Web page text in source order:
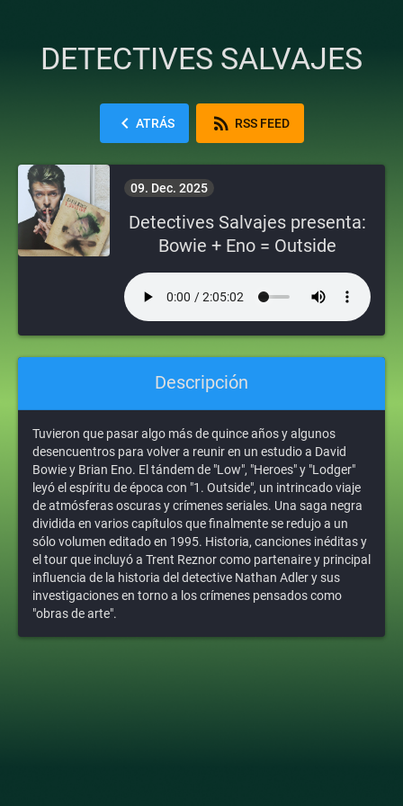
DETECTIVES SALVAJES
chevron_left ATRÁS rss_feed RSS FEED
09. Dec. 2025
Detectives Salvajes presenta:
Bowie + Eno = Outside
Descripción
Tuvieron que pasar algo más de quince años y algunos
desencuentros para volver a reunir en un estudio a David
Bowie y Brian Eno. El tándem de "Low", "Heroes" y "Lodger"
leyó el espíritu de época con "1. Outside", un intrincado viaje
de atmósferas oscuras y crímenes seriales. Una saga negra
dividida en varios capítulos que finalmente se redujo a un
sólo volumen editado en 1995. Historia, canciones inéditas y
el tour que incluyó a Trent Reznor como partenaire y principal
influencia de la historia del detective Nathan Adler y sus
investigaciones en torno a los crímenes pensados como
"obras de arte".